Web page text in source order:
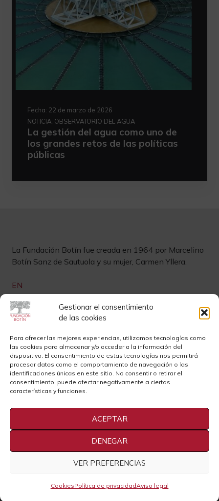
Gestionar el consentimiento
de las cookies
Para ofrecer las mejores experiencias, utilizamos tecnologías como
las cookies para almacenar y/o acceder a la información del
dispositivo. El consentimiento de estas tecnologías nos permitirá
procesar datos como el comportamiento de navegación o las
identificaciones únicas en este sitio. No consentir o retirar el
consentimiento, puede afectar negativamente a ciertas
características y funciones.
ACEPTAR
DENEGAR
VER PREFERENCIAS
CookiesPolítica de privacidadAviso legal
Fecha: 22 de marzo de 2026
NOTICIA, OBSERVATORIO DEL AGUA
La gestión del agua como uno de
los grandes retos de las políticas
públicas
La Fundación Botín fue creada en 1964 por Marcelino
Botín Sanz de Sautuola y su mujer, Carmen Yllera.
EN
Links de interés
Contacto
Sedes
Sala de Prensa
Privacidad
Instagram
Youtube